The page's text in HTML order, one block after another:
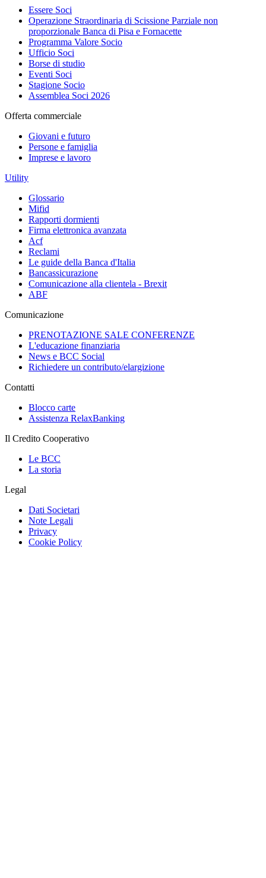
Essere Soci
Operazione Straordinaria di Scissione Parziale non
proporzionale Banca di Pisa e Fornacette
Programma Valore Socio
Ufficio Soci
Borse di studio
Eventi Soci
Stagione Socio
Assemblea Soci 2026
Offerta commerciale
Giovani e futuro
Persone e famiglia
Imprese e lavoro
Utility
Glossario
Mifid
Rapporti dormienti
Firma elettronica avanzata
Acf
Reclami
Le guide della Banca d'Italia
Bancassicurazione
Comunicazione alla clientela - Brexit
ABF
Comunicazione
PRENOTAZIONE SALE CONFERENZE
L'educazione finanziaria
News e BCC Social
Richiedere un contributo/elargizione
Contatti
Blocco carte
Assistenza RelaxBanking
Il Credito Cooperativo
Le BCC
La storia
Legal
Dati Societari
Note Legali
Privacy
Cookie Policy